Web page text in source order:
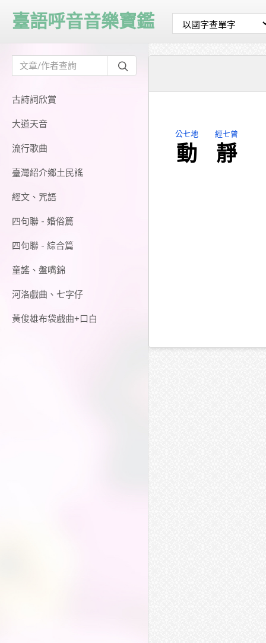
古詩詞欣賞
大道天音
流行歌曲
臺灣紹介鄉土民謠
經文、咒語
四句聯 - 婚俗篇
四句聯 - 綜合篇
童謠、盤嘴錦
河洛戲曲、七字仔
黃俊雄布袋戲曲+口白
臺語呼音音樂寶鑑
公七地
動
經七曾
靜